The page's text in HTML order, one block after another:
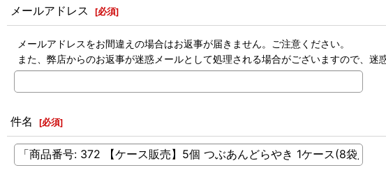
メールアドレス [必須]
メールアドレスをお間違えの場合はお返事が届きません。ご注意ください。
また、弊店からのお返事が迷惑メールとして処理される場合がございますので、迷
件名 [必須]